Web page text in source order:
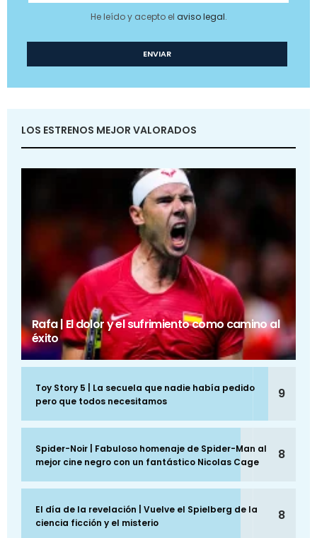
He leído y acepto el aviso legal.
LOS ESTRENOS MEJOR VALORADOS
Rafa | El dolor y el sufrimiento como camino al
éxito
Toy Story 5 | La secuela que nadie había pedido
pero que todos necesitamos
9
Spider-Noir | Fabuloso homenaje de Spider-Man al
mejor cine negro con un fantástico Nicolas Cage
8
El día de la revelación | Vuelve el Spielberg de la
ciencia ficción y el misterio
8